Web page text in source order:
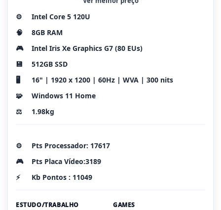
⚙️
Intel Core 5 120U
🧠
8GB RAM
🎮
Intel Iris Xe Graphics G7 (80 EUs)
💾
512GB SSD
🖥️
16" | 1920 x 1200 | 60Hz | WVA | 300 nits
🧩
Windows 11 Home
⚖️
1.98kg
⚙️
Pts Processador: 17617
🎮
Pts Placa Vídeo:3189
⚡
Kb Pontos : 11049
ESTUDO/TRABALHO GAMES